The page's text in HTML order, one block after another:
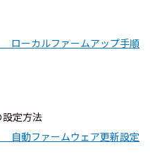
ローカルファームアップ手順
設定方法
自動ファームウェア更新設定